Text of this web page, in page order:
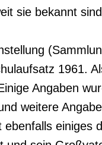
sie bekannt
1961.
Angaben
weitere
einiges